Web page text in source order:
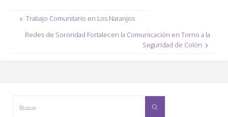
e
b
o
tt
er
ail at
s
A
p
y
Li
m
p
ar
Trabajo Comunitario en Los Naranjos
Redes de Sororidad Fortalecen la Comunicación en Torno a la
Seguridad de Colón
Buscar